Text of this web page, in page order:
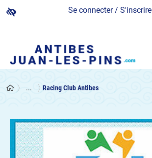
Se connecter / S'inscrire
... Racing Club Antibes